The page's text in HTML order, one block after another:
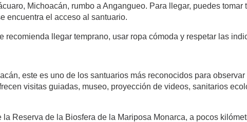
Michoacán, rumbo a Angangueo. Para llegar, puedes
encuentra el acceso al santuario.
recomienda llegar temprano, usar ropa cómoda y respetar las
este es uno de los santuarios más reconocidos para
visitas guiadas, museo, proyección de videos, sanitarios
Reserva de la Biosfera de la Mariposa Monarca, a pocos